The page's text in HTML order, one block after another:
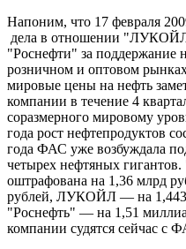
Напоним, что 17 февраля
дела в отношении
"Роснефти" за поддержание
розничном и оптовом
мировые цены на нефть
компании в течение 4
соразмерного мировому
года рост нефтепродуктов
года ФАС уже возбуждала
четырех нефтяных
оштрафована на 1,36 млрд
рублей, ЛУКОЙЛ — на 1,443
"Роснефть" — на 1,51
компании судятся сейчас с